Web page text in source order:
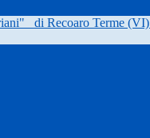
di Recoaro Terme (VI)